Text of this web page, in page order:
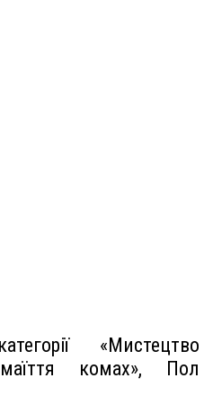
«Мистецтво
комах», Пол